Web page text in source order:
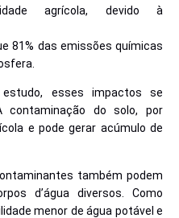
agrícola, devido à
81% das emissões químicas
esses impactos se
contaminação do solo, por
e pode gerar acúmulo de
também podem
d’água diversos. Como
menor de água potável e